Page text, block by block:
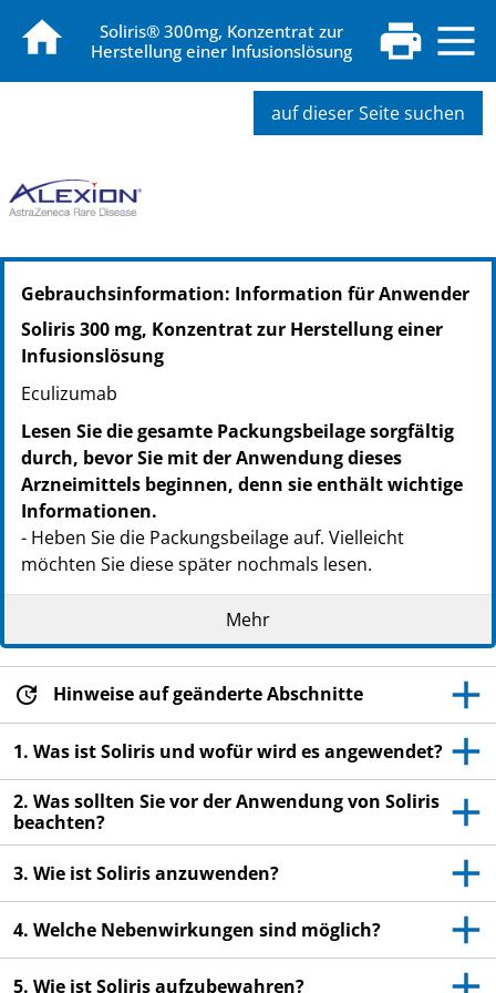
Soliris® 300mg, Konzentrat zur
Herstellung einer Infusionslösung
auf dieser Seite suchen
PZN: 04617364
PPN: 110461736477
GTIN: 05391527741145
Gebrauchsinformation: Information für Anwender
Soliris 300 mg, Konzentrat zur Herstellung einer
Infusionslösung
Eculizumab
Lesen Sie die gesamte Packungsbeilage sorgfältig
durch, bevor Sie mit der Anwendung dieses
Arzneimittels beginnen, denn sie enthält wichtige
Informationen.
- Heben Sie die Packungsbeilage auf. Vielleicht
möchten Sie diese später nochmals lesen.
- Wenn Sie weitere Fragen haben, wenden Sie sich an
Ihren Arzt, Apotheker oder das medizinische
Fachpersonal.
- Dieses Arzneimittel wurde Ihnen persönlich
verschrieben. Geben Sie es nicht an Dritte weiter. Es
kann anderen Menschen schaden, auch wenn diese
die gleichen Beschwerden haben wie Sie.
- Wenn Sie Nebenwirkungen bemerken, wenden Sie
sich an Ihren Arzt, Apotheker oder das medizinische
Fachpersonal. Dies gilt auch für Nebenwirkungen, die
nicht in dieser Packungsbeilage angegeben sind. Siehe
Abschnitt 4.
Mehr
Hinweise auf geänderte Abschnitte
1. Was ist Soliris und wofür wird es angewendet?
2. Was sollten Sie vor der Anwendung von Soliris
beachten?
3. Wie ist Soliris anzuwenden?
4. Welche Nebenwirkungen sind möglich?
5. Wie ist Soliris aufzubewahren?